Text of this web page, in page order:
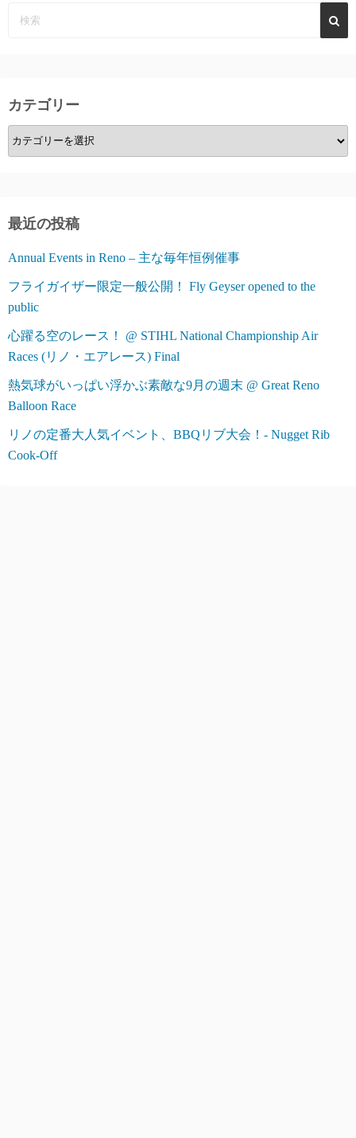
カテゴリー
カ
テ
ー
最近の投稿
Annual Events in Reno – 主な毎年恒例催事
フライガイザー限定一般公開！ Fly Geyser opened to the
public
心躍る空のレース！ @ STIHL National Championship Air
Races (リノ・エアレース) Final
熱気球がいっぱい浮かぶ素敵な9月の週末 @ Great Reno
Balloon Race
リノの定番大人気イベント、BBQリブ大会！- Nugget Rib
Cook-Off